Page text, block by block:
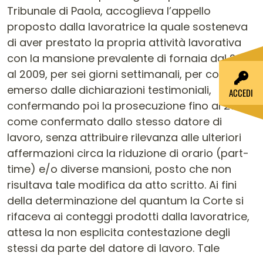
Tribunale di Paola, accoglieva l’appello
proposto dalla lavoratrice la quale sosteneva
di aver prestato la propria attività lavorativa
con la mansione prevalente di fornaia dal 2004
al 2009, per sei giorni settimanali, per come
emerso dalle dichiarazioni testimoniali,
confermando poi la prosecuzione fino al 2011 –
come confermato dallo stesso datore di
lavoro, senza attribuire rilevanza alle ulteriori
affermazioni circa la riduzione di orario (part-
time) e/o diverse mansioni, posto che non
risultava tale modifica da atto scritto. Ai fini
della determinazione del quantum la Corte si
rifaceva ai conteggi prodotti dalla lavoratrice,
attesa la non esplicita contestazione degli
stessi da parte del datore di lavoro. Tale
ACCEDI